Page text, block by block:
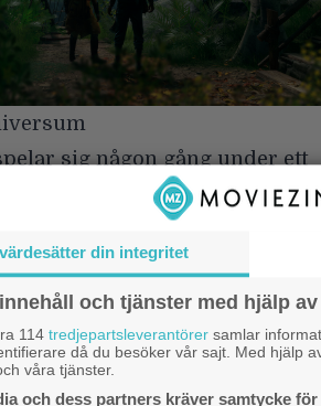
sig någon gång under ett
människor som har
Fold och använda
på en grupp odödliga
utnyttjat dimensionen för
nästa steg?
din integritet
och tjänster med hjälp
114 tredjepartsleverantörer samlar
då du besöker vår sajt. Med hjälp
våra tjänster.
och dess partners kräver samtycke